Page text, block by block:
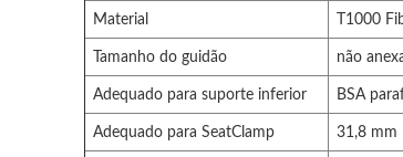
Material T1000
Tamanho do guidão não
Adequado para suporte inferior BSA
Adequado para SeatClamp 31,8 mm